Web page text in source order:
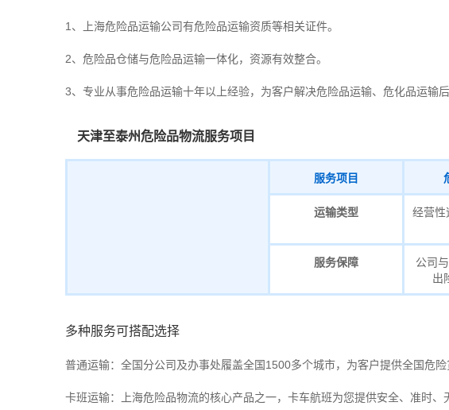
1、上海危险品运输公司有危险品运输资质等相关证件。
2、危险品仓储与危险品运输一体化，资源有效整合。
3、专业从事危险品运输十年以上经验，为客户解决危险品运输、危化品运输后
天津至泰州危险品物流服务项目
服务项目
运输类型
经营性
服务保障
公司
出
多种服务可搭配选择
普通运输：全国分公司及办事处履盖全国1500多个城市，为客户提供全国危
卡班运输：上海危险品物流的核心产品之一，卡车航班为您提供安全、准时、